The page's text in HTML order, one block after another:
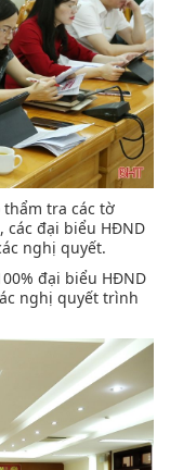
thẩm tra các tờ
đại biểu HĐND
nghị quyết.
đại biểu HĐND
nghị quyết trình